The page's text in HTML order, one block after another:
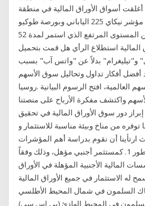
العالم. في 12 مارس أغلقت أسواق الأوراق المالية في منطقة
آسيا والمحيط الهادئ (مع تراجع مؤشر نيكاي 225 الياباني وبورصة طوكيو
إلى أقل من 20%، وهو أدنى من المستوى المرتفع الذي استمر لمدة 52
المالية استطلاع الرأي هل قمت بتحميل
و"تيليغرام" بدلاً عن "واتس آب" بسبب
أفكار تداول وتحاليل سوق الأسهم -
واكتشف مفكرة الأرباح على منصتنا
دور سوق الأوراق المالية في تحقيق
توفره من مناخ وبيئة مناسبة للاستثمار و
أن نقوم بدراسة أهم المؤشرات
المستعملة لقياس مدى تطور 1. كمستثمر أجنبي مؤهل، وذلك وفقاً
المالية الأجنبية المؤهلة في الأوراق
له الاستثمار في جميع الأوراق المالية
اسماك السلمون في شمال المحيط الأطلسي